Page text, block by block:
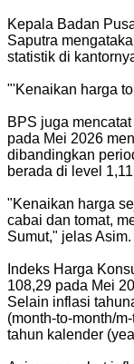
Kepala Badan
Saputra
statistik di
"'Kenaikan harga
BPS juga
pada Mei 2026
dibandingkan
berada di level
"Kenaikan harga
cabai dan tomat,
Sumut," jelas Asim.
Indeks Harga
108,29 pada Mei
Selain inflasi
(month-to-month/
tahun kalender